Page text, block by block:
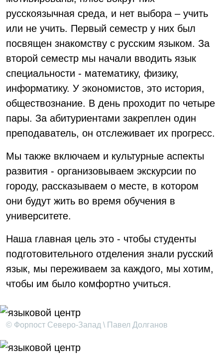
русскоязычная среда, и нет выбора – учить
или не учить. Первый семестр у них был
посвящен знакомству с русским языком. За
второй семестр мы начали вводить язык
специальности - математику, физику,
информатику. У экономистов, это история,
обществознание. В день проходит по четыре
пары. За абитуриентами закреплен один
преподаватель, он отслеживает их прогресс.
Мы также включаем и культурные аспекты
развития - организовываем экскурсии по
городу, рассказываем о месте, в котором
они будут жить во время обучения в
университете.
Наша главная цель это - чтобы студенты
подготовительного отделения знали русский
язык, мы переживаем за каждого, мы хотим,
чтобы им было комфортно учиться.
© Форпост Северо-Запад \ Павел Долганов